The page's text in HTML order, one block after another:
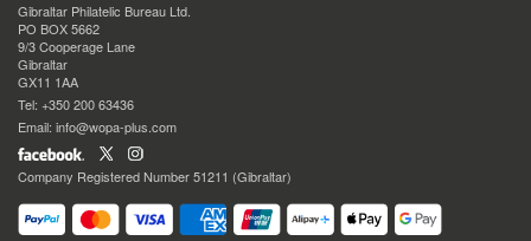
Gibraltar Philatelic Bureau Ltd.
PO BOX 5662
9/3 Cooperage Lane
Gibraltar
GX11 1AA
Tel: +350 200 63436
Email: info@wopa-plus.com
Company Registered Number 51211 (Gibraltar)